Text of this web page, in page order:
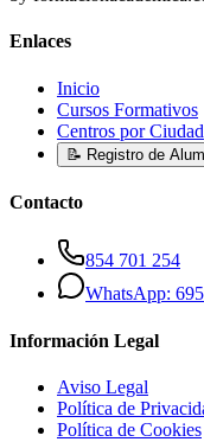
Enlaces
Inicio
Cursos Formativos
Centros por Ciudad
📝 Registro de
Contacto
854 701 254
WhatsApp:
Información Legal
Aviso Legal
Política de
Política de Cookies